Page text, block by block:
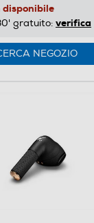
disponibile
gratuito: verifica
NEGOZIO